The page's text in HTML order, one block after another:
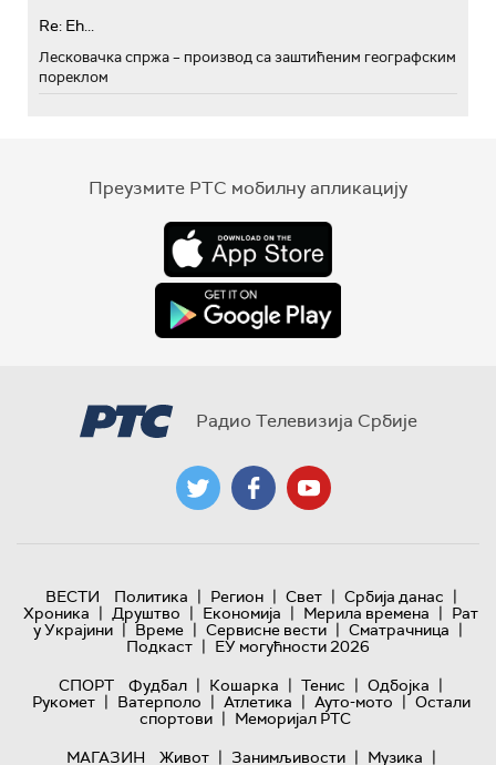
Re: Eh...
Лесковачка спржа – производ са заштићеним географским
пореклом
Преузмите РТС мобилну апликацију
Радио Телевизија Србије
ВЕСТИ Политика | Регион | Свет | Србија данас |
Хроника | Друштво | Економија | Мерила времена | Рат
у Украјини | Време | Сервисне вести | Сматрачница |
Подкаст | ЕУ могућности 2026
СПОРТ
Фудбал | Кошарка | Тенис | Одбојка |
Рукомет | Ватерполо | Атлетика | Ауто-мото | Остали
спортови | Меморијал РТС
МАГАЗИН
Живот | Занимљивости | Музика |